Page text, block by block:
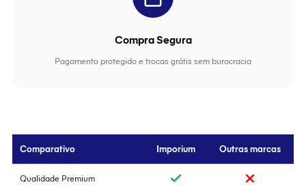
Compra Segura
Pagamento protegido e trocas grátis sem burocracia
Comparativo Imporium Outras marcas
Qualidade Premium